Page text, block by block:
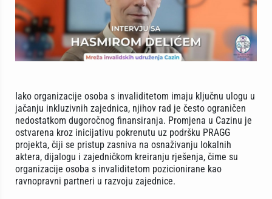
Iako organizacije osoba s invaliditetom imaju ključnu ulogu u
jačanju inkluzivnih zajednica, njihov rad je često ograničen
nedostatkom dugoročnog finansiranja. Promjena u Cazinu je
ostvarena kroz inicijativu pokrenutu uz podršku PRAGG
projekta, čiji se pristup zasniva na osnaživanju lokalnih
aktera, dijalogu i zajedničkom kreiranju rješenja, čime su
organizacije osoba s invaliditetom pozicionirane kao
ravnopravni partneri u razvoju zajednice.